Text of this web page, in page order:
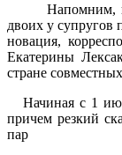
Напомним,
двоих у супругов
новация,
Екатерины
стране
Начиная с 1
причем резкий
пар